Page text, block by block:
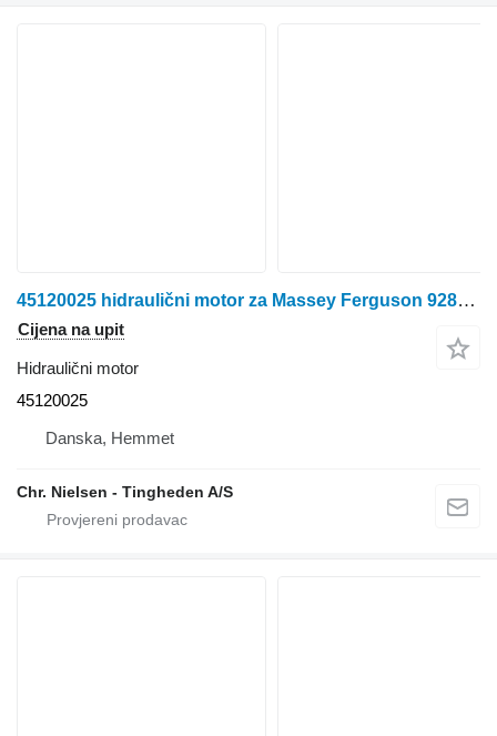
45120025 hidraulični motor za Massey Ferguson 9280 kombajna za žito
Cijena na upit
Hidraulični motor
45120025
Danska, Hemmet
Chr. Nielsen - Tingheden A/S